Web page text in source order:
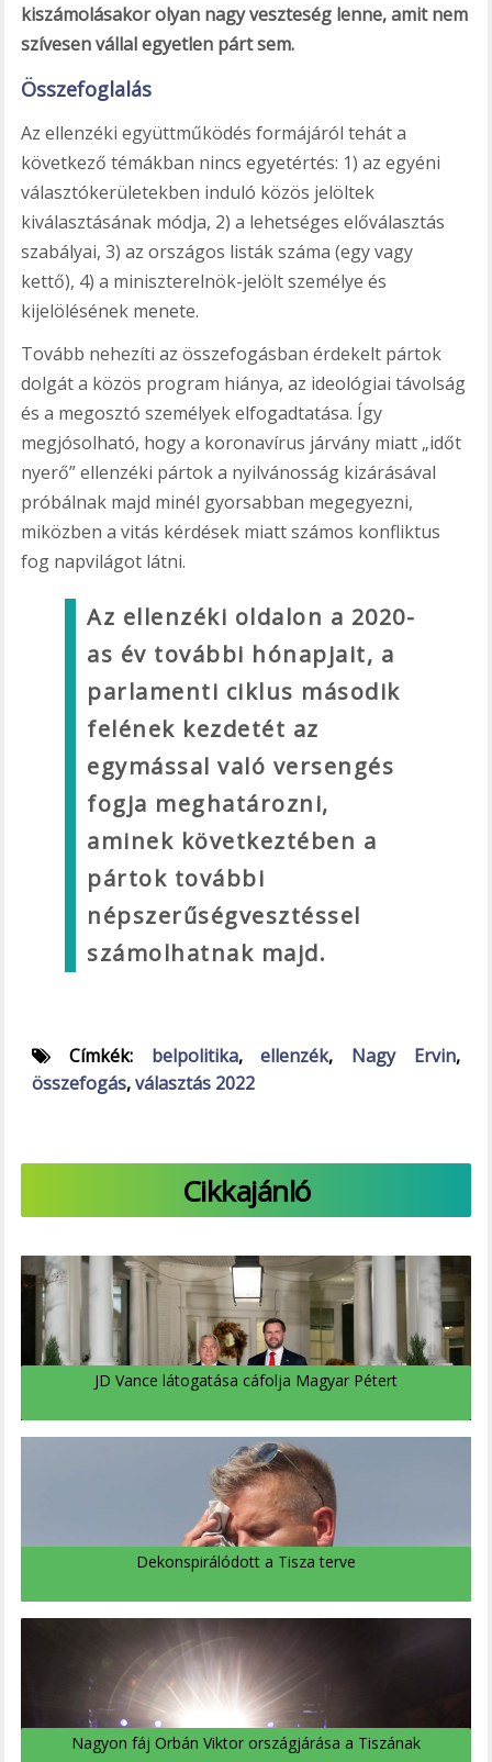
kiszámolásakor olyan nagy veszteség lenne, amit nem
szívesen vállal egyetlen párt sem.
Összefoglalás
Az ellenzéki együttműködés formájáról tehát a
következő témákban nincs egyetértés: 1) az egyéni
választókerületekben induló közös jelöltek
kiválasztásának módja, 2) a lehetséges előválasztás
szabályai, 3) az országos listák száma (egy vagy
kettő), 4) a miniszterelnök-jelölt személye és
kijelölésének menete.
Tovább nehezíti az összefogásban érdekelt pártok
dolgát a közös program hiánya, az ideológiai távolság
és a megosztó személyek elfogadtatása. Így
megjósolható, hogy a koronavírus járvány miatt „időt
nyerő” ellenzéki pártok a nyilvánosság kizárásával
próbálnak majd minél gyorsabban megegyezni,
miközben a vitás kérdések miatt számos konfliktus
fog napvilágot látni.
Az ellenzéki oldalon a 2020-
as év további hónapjait, a
parlamenti ciklus második
felének kezdetét az
egymással való versengés
fogja meghatározni,
aminek következtében a
pártok további
népszerűségvesztéssel
számolhatnak majd.
Címkék: belpolitika,ellenzék, Nagy Ervin,
összefogás,választás 2022
Cikkajánló
JD Vance látogatása cáfolja Magyar Pétert
Dekonspirálódott a Tisza terve
Nagyon fáj Orbán Viktor országjárása a Tiszának